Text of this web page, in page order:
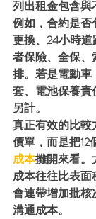
列出租金包含與
例如，合約是
更換、24小時
者保險、全保
排。若是電動
套、電池保養
另計。
真正有效的比
價單，而是把12
成本攤開來看。
成本往往比表面
會連帶增加批
溝通成本。